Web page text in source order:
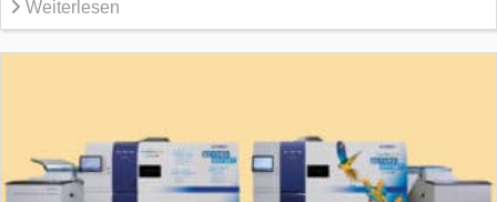
Weiterlesen